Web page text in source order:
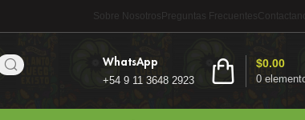
Sobre Nosotros Preguntas Frecuentes
WhatsApp
+54 9 11 3648 2923 0
$0.00